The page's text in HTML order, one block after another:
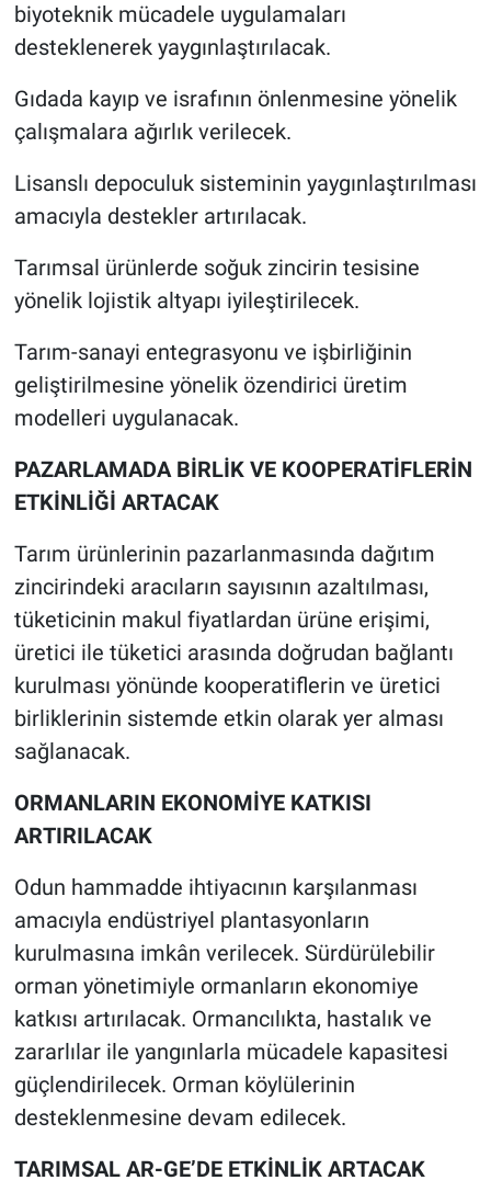
biyoteknik mücadele uygulamaları
desteklenerek yaygınlaştırılacak.
Gıdada kayıp ve israfının önlenmesine yönelik
çalışmalara ağırlık verilecek.
Lisanslı depoculuk sisteminin yaygınlaştırılması
amacıyla destekler artırılacak.
Tarımsal ürünlerde soğuk zincirin tesisine
yönelik lojistik altyapı iyileştirilecek.
Tarım-sanayi entegrasyonu ve işbirliğinin
geliştirilmesine yönelik özendirici üretim
modelleri uygulanacak.
PAZARLAMADA BİRLİK VE KOOPERATİFLERİN
ETKİNLİĞİ ARTACAK
Tarım ürünlerinin pazarlanmasında dağıtım
zincirindeki aracıların sayısının azaltılması,
tüketicinin makul fiyatlardan ürüne erişimi,
üretici ile tüketici arasında doğrudan bağlantı
kurulması yönünde kooperatiflerin ve üretici
birliklerinin sistemde etkin olarak yer alması
sağlanacak.
ORMANLARIN EKONOMİYE KATKISI
ARTIRILACAK
Odun hammadde ihtiyacının karşılanması
amacıyla endüstriyel plantasyonların
kurulmasına imkân verilecek. Sürdürülebilir
orman yönetimiyle ormanların ekonomiye
katkısı artırılacak. Ormancılıkta, hastalık ve
zararlılar ile yangınlarla mücadele kapasitesi
güçlendirilecek. Orman köylülerinin
desteklenmesine devam edilecek.
TARIMSAL AR-GE’DE ETKİNLİK ARTACAK